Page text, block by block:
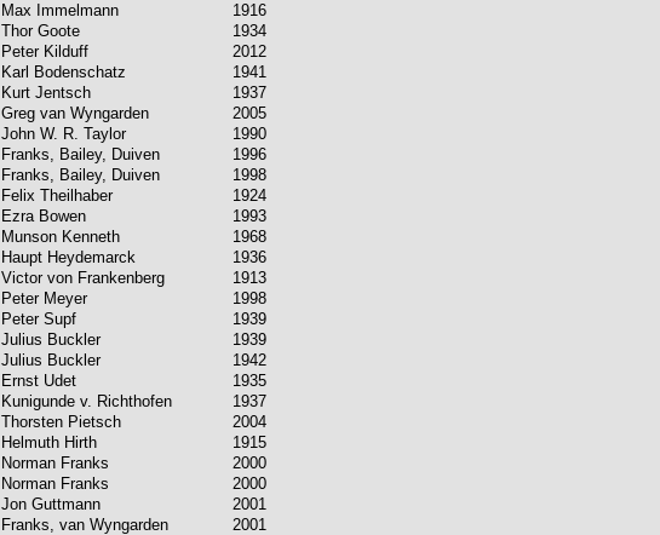
Max Immelmann
1916
Thor Goote
1934
Peter Kilduff
2012
Karl Bodenschatz
1941
Kurt Jentsch
1937
Greg van Wyngarden
2005
John W. R. Taylor
1990
Franks, Bailey, Duiven
1996
Franks, Bailey, Duiven
1998
Felix Theilhaber
1924
Ezra Bowen
1993
Munson Kenneth
1968
Haupt Heydemarck
1936
Victor von Frankenberg
1913
Peter Meyer
1998
Peter Supf
1939
Julius Buckler
1939
Julius Buckler
1942
Ernst Udet
1935
Kunigunde v. Richthofen
1937
Thorsten Pietsch
2004
Helmuth Hirth
1915
Norman Franks
2000
Norman Franks
2000
Jon Guttmann
2001
Franks, van Wyngarden
2001